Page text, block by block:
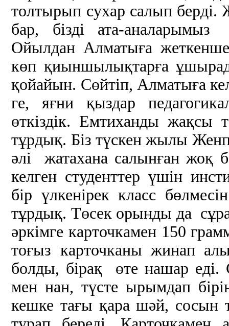
толтырып сухар салып берді.
бар, бізді ата-
Ойылдан Алматыға жеткенше
көп қиыншылықтарға
қойайын. Сөйтіп, Алматыға
ге, яғни қыздар
өткіздік. Емтиханды жақсы
тұрдық. Біз түскен жылы
әлі жатахана салынған жоқ
келген студенттер үшін
бір үлкенірек класс
тұрдық. Төсек орынды да
әркімге карточкамен 150
тоғыз карточканы жинап
болды, бірақ өте нашар еді.
мен нан, түсте ырымдап
кешке тағы қара шәй, сосын